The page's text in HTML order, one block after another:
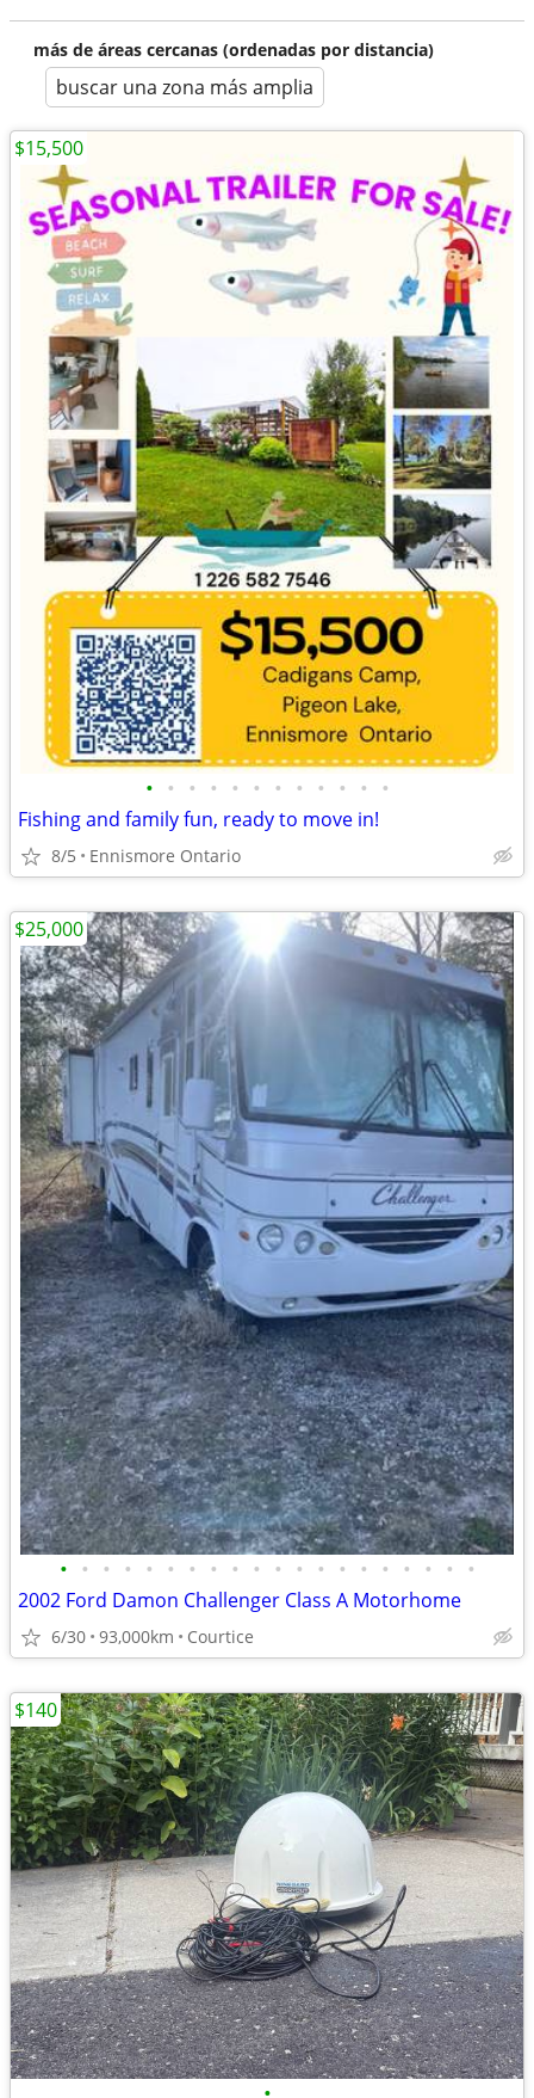
más de áreas cercanas (ordenadas por distancia)
buscar una zona más amplia
• • • • • • • • • • • •
Fishing and family fun, ready to move in!
8/5 Ennismore Ontario
$15,500
• • • • • • • • • • • • • • • • • • • •
2002 Ford Damon Challenger Class A Motorhome
6/30 93,000km Courtice
$25,000
$140